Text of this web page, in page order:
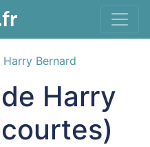
Harry Bernard
Harry